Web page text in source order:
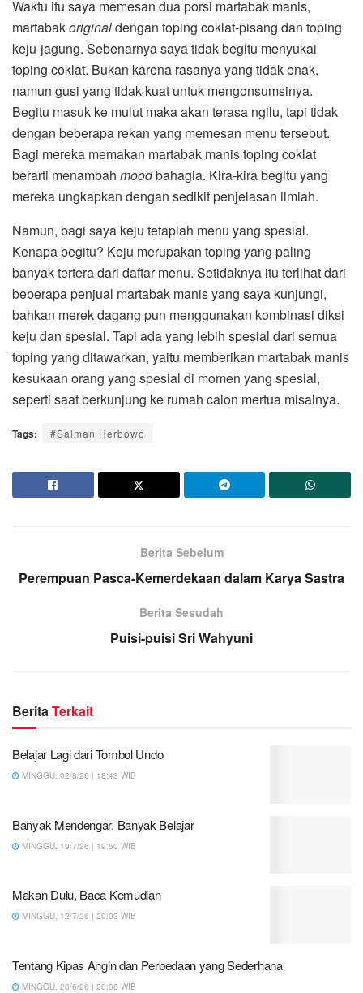
Waktu itu saya memesan dua porsi martabak manis,
martabakoriginaldengan toping coklat-pisang dan toping
keju-jagung. Sebenarnya saya tidak begitu menyukai
toping coklat. Bukan karena rasanya yang tidak enak,
namun gusi yang tidak kuat untuk mengonsumsinya.
Begitu masuk ke mulut maka akan terasa ngilu, tapi tidak
dengan beberapa rekan yang memesan menu tersebut.
Bagi mereka memakan martabak manis toping coklat
berarti menambah moodbahagia. Kira-kira begitu yang
mereka ungkapkan dengan sedikit penjelasan ilmiah.
Namun, bagi saya keju tetaplah menu yang spesial.
Kenapa begitu? Keju merupakan toping yang paling
banyak tertera dari daftar menu. Setidaknya itu terlihat dari
beberapa penjual martabak manis yang saya kunjungi,
bahkan merek dagang pun menggunakan kombinasi diksi
keju dan spesial. Tapi ada yang lebih spesial dari semua
toping yang ditawarkan, yaitu memberikan martabak manis
kesukaan orang yang spesial di momen yang spesial,
seperti saat berkunjung ke rumah calon mertua misalnya.
Tags: #Salman Herbowo
Berita Sebelum
Perempuan Pasca-Kemerdekaan dalam Karya Sastra
Berita Sesudah
Puisi-puisi Sri Wahyuni
BeritaTerkait
Belajar Lagi dari Tombol Undo
MINGGU, 02/8/26 | 18:43 WIB
Banyak Mendengar, Banyak Belajar
MINGGU, 19/7/26 | 19:50 WIB
Makan Dulu, Baca Kemudian
MINGGU, 12/7/26 | 20:03 WIB
Tentang Kipas Angin dan Perbedaan yang Sederhana
MINGGU, 28/6/26 | 20:08 WIB